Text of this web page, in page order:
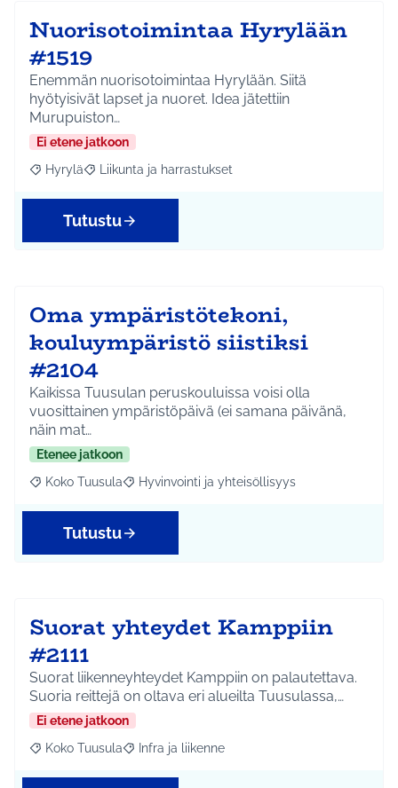
Nuorisotoimintaa Hyrylään
#1519
Enemmän nuorisotoimintaa Hyrylään. Siitä
hyötyisivät lapset ja nuoret. Idea jätettiin
Murupuiston…
Ei etene jatkoon
Rajaa tulokset aihepiirin mukaan: Hyrylä
Hyrylä Rajaa tulokset teeman mukaan: Liikunta ja
Liikunta ja harrastukset
Tutustu
Oma ympäristötekoni,
kouluympäristö siistiksi
#2104
Kaikissa Tuusulan peruskouluissa voisi olla
vuosittainen ympäristöpäivä (ei samana päivänä,
näin mat…
Etenee jatkoon
Rajaa tulokset aihepiirin mukaan: Koko Tuusula
Koko Tuusula Rajaa tulokset teeman mukaan: Hyvinvointi ja
Hyvinvointi ja yhteisöllisyys
Tutustu
Suorat yhteydet Kamppiin
#2111
Suorat liikenneyhteydet Kamppiin on palautettava.
Suoria reittejä on oltava eri alueilta Tuusulassa,…
Ei etene jatkoon
Rajaa tulokset aihepiirin mukaan: Koko Tuusula
Koko Tuusula Rajaa tulokset teeman mukaan: Infra ja liikenne
Infra ja liikenne